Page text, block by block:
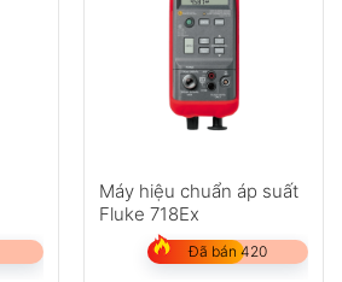
Máy hiệu chuẩn áp suất
Fluke 718Ex
Đã bán 420